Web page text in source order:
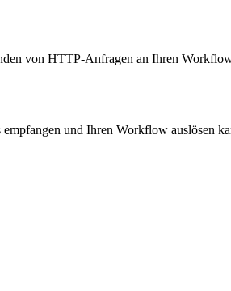
von HTTP-Anfragen an Ihren
und Ihren Workflow auslösen